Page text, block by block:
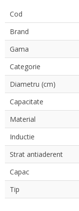
Cod
Brand
Gama
Categorie
Diametru (cm)
Capacitate
Material
Inductie
Strat antiaderent
Capac
Tip